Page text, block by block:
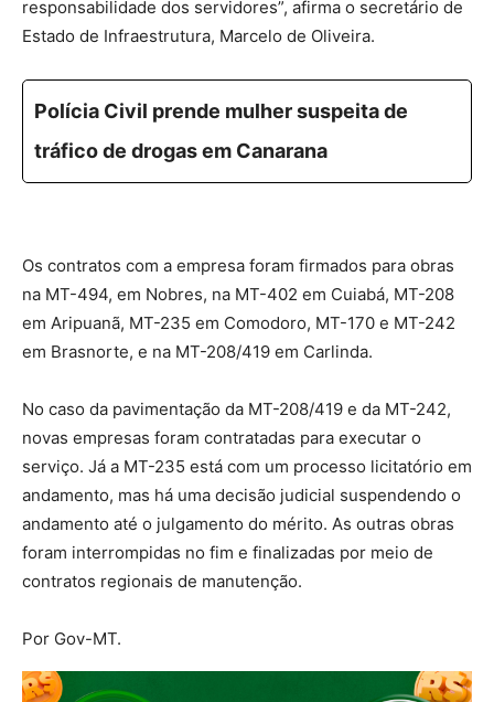
responsabilidade dos servidores”, afirma o secretário de
Estado de Infraestrutura, Marcelo de Oliveira.
Polícia Civil prende mulher suspeita de
tráfico de drogas em Canarana
Os contratos com a empresa foram firmados para obras
na MT-494, em Nobres, na MT-402 em Cuiabá, MT-208
em Aripuanã, MT-235 em Comodoro, MT-170 e MT-242
em Brasnorte, e na MT-208/419 em Carlinda.
No caso da pavimentação da MT-208/419 e da MT-242,
novas empresas foram contratadas para executar o
serviço. Já a MT-235 está com um processo licitatório em
andamento, mas há uma decisão judicial suspendendo o
andamento até o julgamento do mérito. As outras obras
foram interrompidas no fim e finalizadas por meio de
contratos regionais de manutenção.
Por Gov-MT.